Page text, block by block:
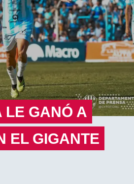
LE GANÓ A
EL GIGANTE